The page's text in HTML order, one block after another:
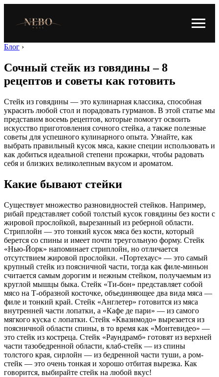
Блог ›
Сочный стейк из говядины – 8
рецептов и советы как готовить
Стейк из говядины — это кулинарная классика, способная
украсить любой стол и порадовать гурманов. В этой статье мы
представим восемь рецептов, которые помогут освоить
искусство приготовления сочного стейка, а также полезные
советы для успешного кулинарного опыта. Узнайте, как
выбрать правильный кусок мяса, какие специи использовать и
как добиться идеальной степени прожарки, чтобы радовать
себя и близких великолепным вкусом и ароматом.
Какие бывают стейки
Существует множество разновидностей стейков. Например,
рибай представляет собой толстый кусок говядины без кости с
жировой прослойкой, вырезанный из реберной области.
Стриплойн — это тонкий кусок мяса без кости, который
берется со спины и имеет почти треугольную форму. Стейк
«Нью-Йорк» напоминает стриплойн, но отличается
отсутствием жировой прослойки. «Портехаус» — это самый
крупный стейк из поясничной части, тогда как филе-миньон
считается самым дорогим и нежным стейком, получаемым из
круглой мышцы быка. Стейк «Ти-бон» представляет собой
мясо на Т-образной косточке, объединяющее два вида мяса —
филе и тонкий край. Стейк «Англетер» готовится из мяса
внутренней части лопатки, а «Кафе де пари» — из самого
мягкого куска с лопатки. Стейк «Квазимодо» вырезается из
поясничной области спины, в то время как «Монтевидео» —
это стейк из костреца. Стейк «Раундрамб» готовят из верхней
части тазобедренной области, клаб-стейк — из спины
толстого края, сирлойн — из бедренной части туши, а ром-
стейк — это очень тонкая и хорошо отбитая вырезка. Как
говорится, выбирайте стейк на любой вкус!